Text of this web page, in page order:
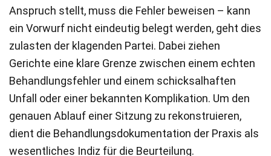
Anspruch stellt, muss die Fehler beweisen – kann
ein Vorwurf nicht eindeutig belegt werden, geht dies
zulasten der klagenden Partei. Dabei ziehen
Gerichte eine klare Grenze zwischen einem echten
Behandlungsfehler und einem schicksalhaften
Unfall oder einer bekannten Komplikation. Um den
genauen Ablauf einer Sitzung zu rekonstruieren,
dient die Behandlungsdokumentation der Praxis als
wesentliches Indiz für die Beurteilung.